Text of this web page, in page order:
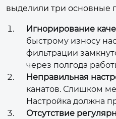
выделили три основные
Игнорирование
быстрому износу
фильтрации
через полгода
Неправильная
канатов. Слишком
Настройка должна
Отсутствие